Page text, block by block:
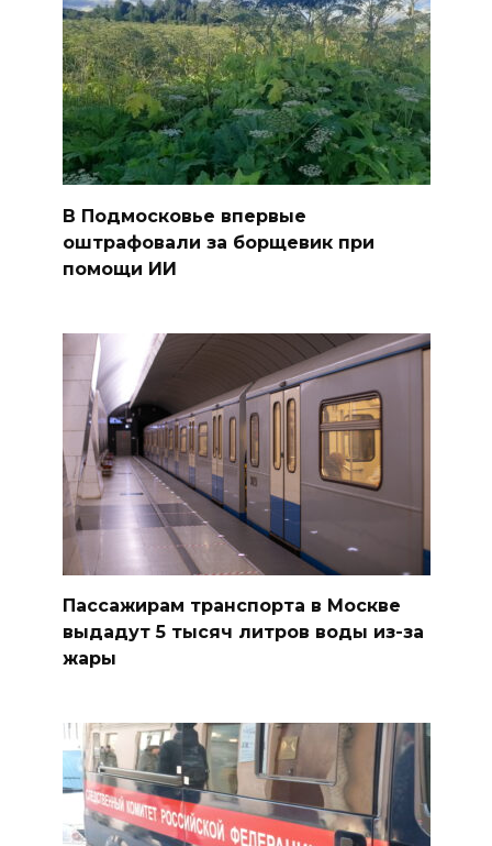
В Подмосковье впервые
оштрафовали за борщевик при
помощи ИИ
Пассажирам транспорта в Москве
выдадут 5 тысяч литров воды из-за
жары